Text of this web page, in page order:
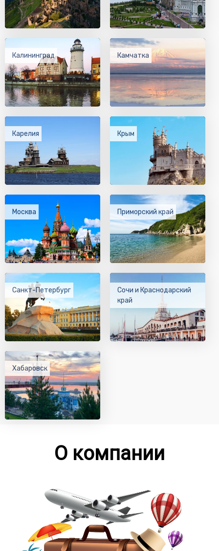
Калининград Камчатка
Карелия Крым
Москва Приморский край
Санкт-Петербург
Сочи и Краснодарский
край
Хабаровск
О компании